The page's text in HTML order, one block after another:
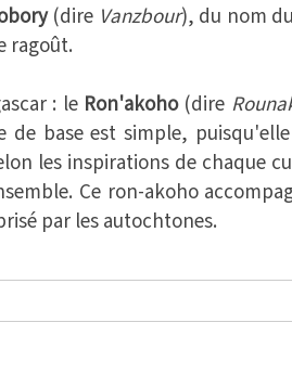
(dire Vanzbour), du nom
ragoût.
: le Ron'akoho(dire
de base est simple,
les inspirations de chaque
Ce ron-akoho
par les autochtones.